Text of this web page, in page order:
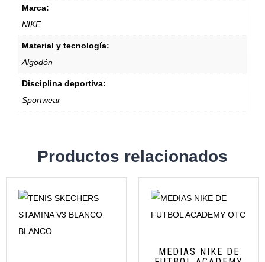
Marca:
NIKE
Material y tecnología:
Algodón
Disciplina deportiva:
Sportwear
Productos relacionados
MEDIAS NIKE DE